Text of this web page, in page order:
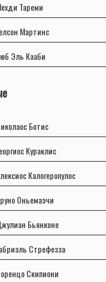
Тареми
Мартинс
Эль Кааби
Ботис
Кураклис
Калогеропулос
Оньемаэчи
Бьянконе
Стрефезза
Скипиони